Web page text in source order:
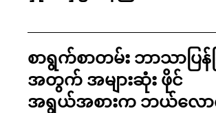
စာရွက်စာတမ်း ဘာသာပြန်
အတွက် အများဆုံး ဖိုင်
အရွယ်အစားက ဘယ်လေ